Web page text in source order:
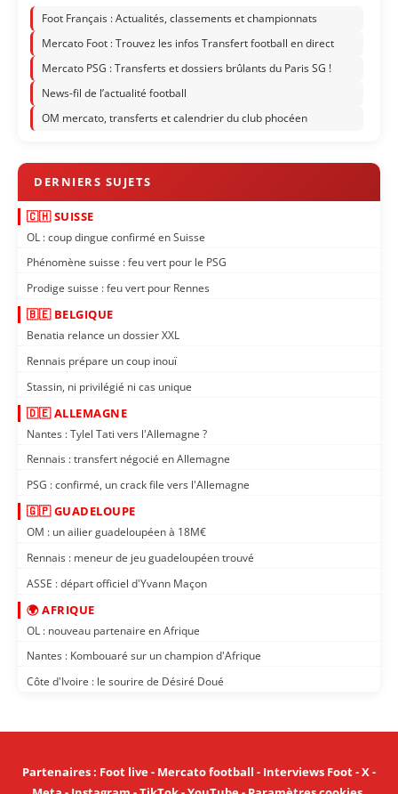
Foot Français : Actualités, classements et championnats
Mercato Foot : Trouvez les infos Transfert football en direct
Mercato PSG : Transferts et dossiers brûlants du Paris SG !
News-fil de l’actualité football
OM mercato, transferts et calendrier du club phocéen
🇨🇭 SUISSE
OL : coup dingue confirmé en Suisse
Phénomène suisse : feu vert pour le PSG
Prodige suisse : feu vert pour Rennes
🇧🇪 BELGIQUE
Benatia relance un dossier XXL
Rennais prépare un coup inouï
Stassin, ni privilégié ni cas unique
🇩🇪 ALLEMAGNE
Nantes : Tylel Tati vers l'Allemagne ?
Rennais : transfert négocié en Allemagne
PSG : confirmé, un crack file vers l'Allemagne
🇬🇵 GUADELOUPE
OM : un ailier guadeloupéen à 18M€
Rennais : meneur de jeu guadeloupéen trouvé
ASSE : départ officiel d'Yvann Maçon
🌍 AFRIQUE
OL : nouveau partenaire en Afrique
Nantes : Kombouaré sur un champion d'Afrique
Côte d'Ivoire : le sourire de Désiré Doué
Partenaires: Foot live- Mercato football - Interviews Foot-X-